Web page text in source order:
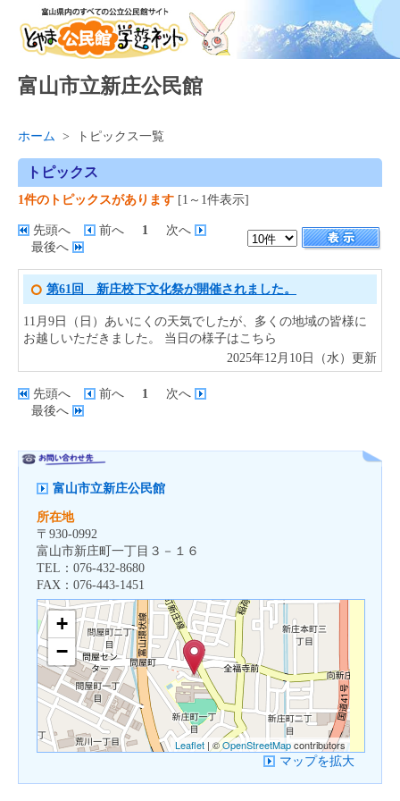
富山市立新庄公民館
ホーム > トピックス一覧
トピックス
1件のトピックスがあります [1～1件表示]
先頭へ 前へ 1
次へ
最後へ
第61回 新庄校下文化祭が開催されました。
11月9日（日）あいにくの天気でしたが、多くの地域の皆様に
お越しいただきました。 当日の様子はこちら
2025年12月10日（水）更新
先頭へ 前へ 1
次へ
最後へ
富山市立新庄公民館
所在地
〒 930-0992
富山市新庄町一丁目３－１６
TEL： 076-432-8680
FAX： 076-443-1451
+
−
Leaflet | ©OpenStreetMapcontributors
マップを拡大